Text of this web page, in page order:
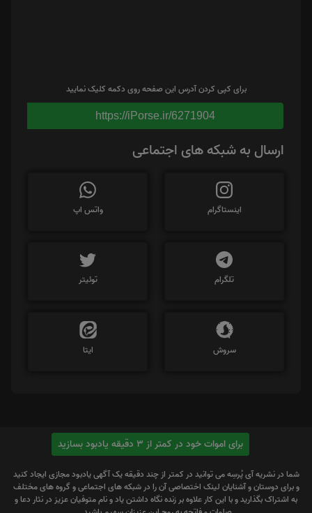
برای کپی کردن آدرس این صفحه روی دکمه کلیک نمایید
https://iPorse.ir/6271904
ارسال به شبکه های اجتماعی
اینستاگرام واتس اپ
تلگرام توئیتر
سروش ایتا
برای اموات خود در کمتر از 3 دقیقه یادبود بسازید
شما در نشریه آی پُرسِه می توانید در کمتر از چند دقیقه یک آگهی یادبود مجازی ایجاد کنید
و برای دوستان و آشنایان لینک اختصاصی آن را در شبکه های اجتماعی و گروه های مختلف
به اشتراک بگذارید و با این کار علاوه بر زنده نگاه داشتن یاد و نام متوفیان عزیز در نثار دعا و